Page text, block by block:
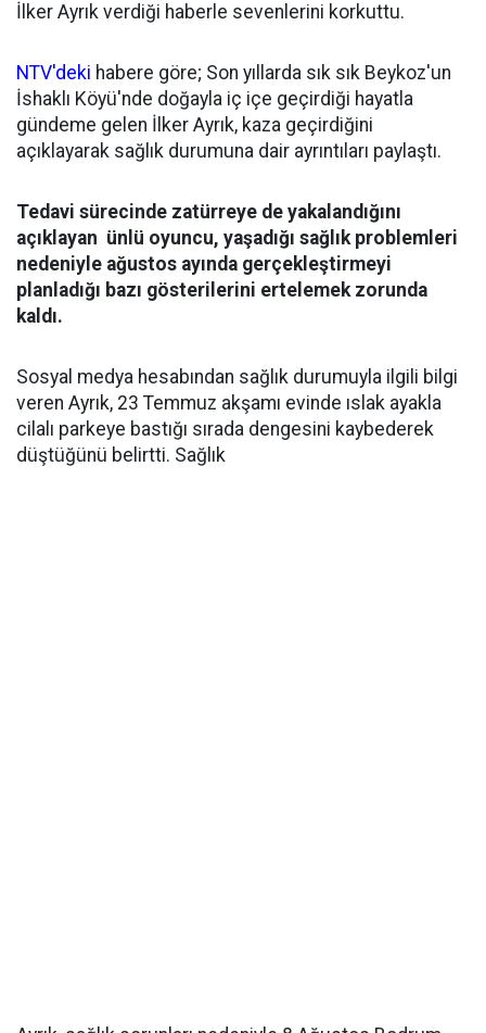
İlker Ayrık verdiği haberle sevenlerini korkuttu.
NTV'deki habere göre; Son yıllarda sık sık Beykoz'un
İshaklı Köyü'nde doğayla iç içe geçirdiği hayatla
gündeme gelen İlker Ayrık, kaza geçirdiğini
açıklayarak sağlık durumuna dair ayrıntıları paylaştı.
Tedavi sürecinde zatürreye de yakalandığını
açıklayan ünlü oyuncu, yaşadığı sağlık problemleri
nedeniyle ağustos ayında gerçekleştirmeyi
planladığı bazı gösterilerini ertelemek zorunda
kaldı.
Sosyal medya hesabından sağlık durumuyla ilgili bilgi
veren Ayrık, 23 Temmuz akşamı evinde ıslak ayakla
cilalı parkeye bastığı sırada dengesini kaybederek
düştüğünü belirtti. Sağlık